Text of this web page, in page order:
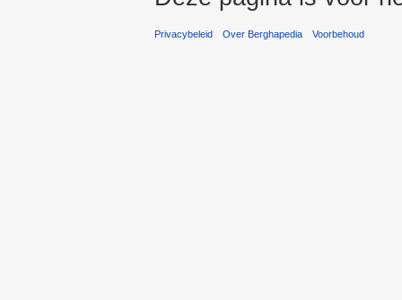
Privacybeleid Over Berghapedia Voorbehoud